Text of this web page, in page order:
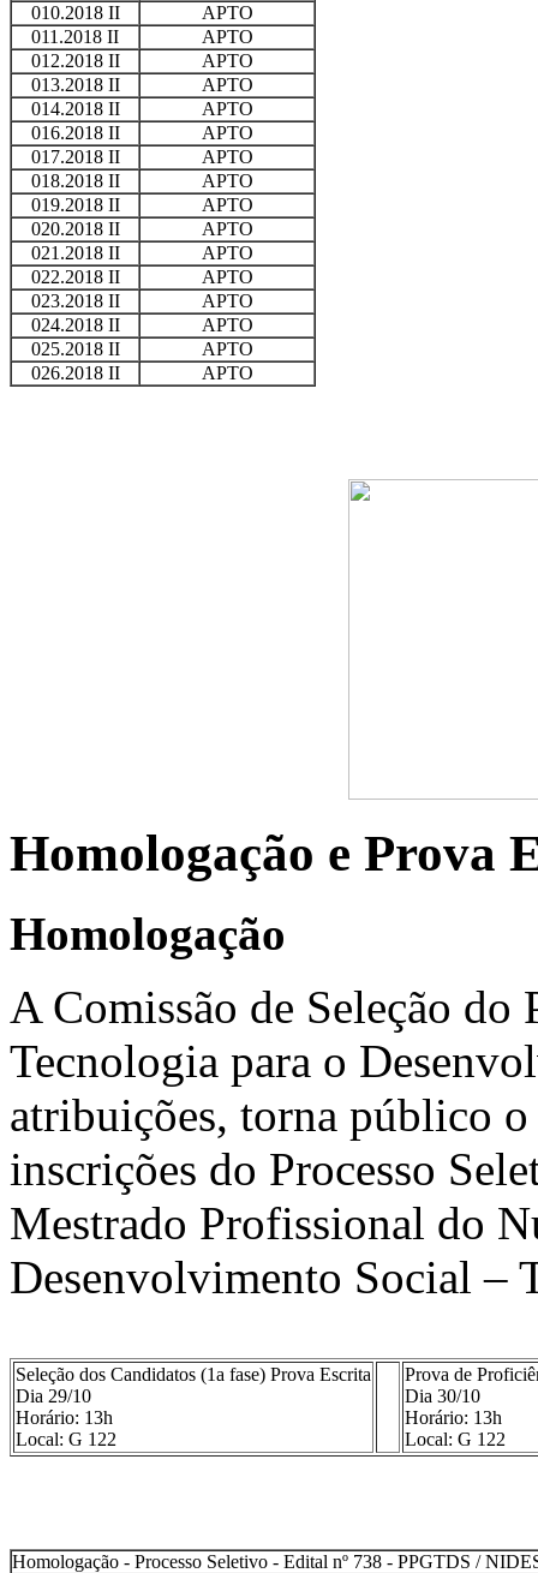
010.2018 II
APTO
011.2018 II
APTO
012.2018 II
APTO
013.2018 II
APTO
014.2018 II
APTO
016.2018 II
APTO
017.2018 II
APTO
018.2018 II
APTO
019.2018 II
APTO
020.2018 II
APTO
021.2018 II
APTO
022.2018 II
APTO
023.2018 II
APTO
024.2018 II
APTO
025.2018 II
APTO
026.2018 II
APTO
Homologação e Prova
Homologação
A Comissão de Seleção do
Tecnologia para o
atribuições, torna público
inscrições do Processo
Mestrado Profissional do
Desenvolvimento Social –
Seleção dos Candidatos (1a fase) Prova Escrita
Dia 29/10
Horário: 13h
Local: G 122
Prova de
Dia 30/10
Horário: 13h
Local: G 122
Homologação - Processo Seletivo - Edital nº 738 - PPGTDS /